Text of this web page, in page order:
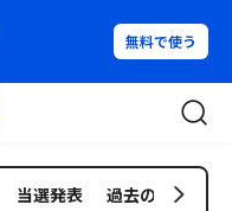
無料で使う
当選発表 過去の抽選会